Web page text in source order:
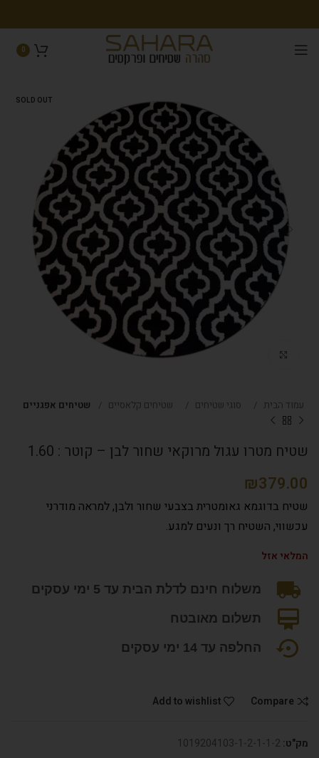
0
SOLD OUT
Click to enlarge
עמוד הבית סוגי שטיחים שטיחים קלאסיים שטיחים אפגניים
שטיח מטרו עגול מרוקאי שחור לבן – קוטר : 1.60
₪
שטיח בדוגמא גאומטרית בצבעי שחור ולבן, למראה מודרני
עכשווי, השטיח רך ונעים למגע.
המלאי אזל
משלוח חינם לדלת הבית עד 5 ימי עסקים
תשלום מאובטח
החלפה עד 14 ימי עסקים
Compare
Add to wishlist
מק"ט: 1019204103-1-2-1-1-2